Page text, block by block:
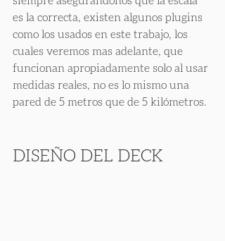
es la correcta, existen algunos plugins
como los usados en este trabajo, los
cuales veremos mas adelante, que
funcionan apropiadamente solo al usar
medidas reales, no es lo mismo una
pared de 5 metros que de 5 kilómetros.
DISEÑO DEL DECK